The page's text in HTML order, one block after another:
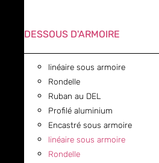
DESSOUS D'ARMOIRE
linéaire sous armoire
Rondelle
Ruban au DEL
Profilé aluminium
Encastré sous armoire
linéaire sous armoire
Rondelle